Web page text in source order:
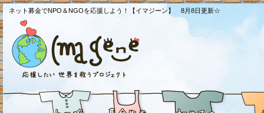
ネット募金でNPO＆NGOを応援しよう！【イマジーン】 8月8日更新☆